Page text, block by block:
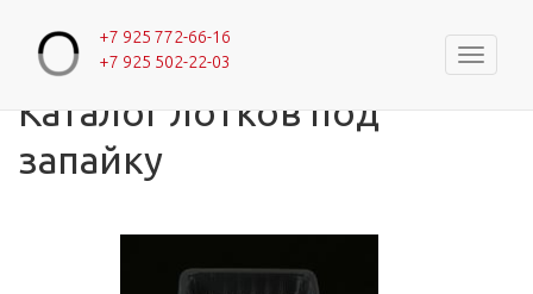
+7 925 772-66-16
+7 925 502-22-03
Главная
Каталог лотков под
запайку